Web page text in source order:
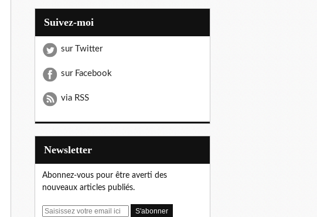
Suivez-moi
sur Twitter
sur Facebook
via RSS
Newsletter
Abonnez-vous pour être averti des
nouveaux articles publiés.
E